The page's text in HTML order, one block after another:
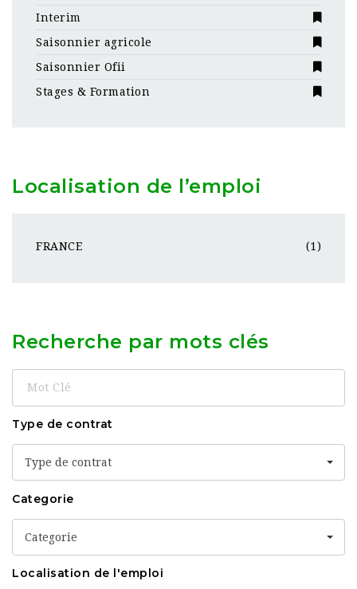
Interim
Saisonnier agricole
Saisonnier Ofii
Stages & Formation
Localisation de l’emploi
FRANCE (1)
Recherche par mots clés
Clé
Type de contrat
Type de contrat
Categorie
Categorie
Localisation de l'emploi